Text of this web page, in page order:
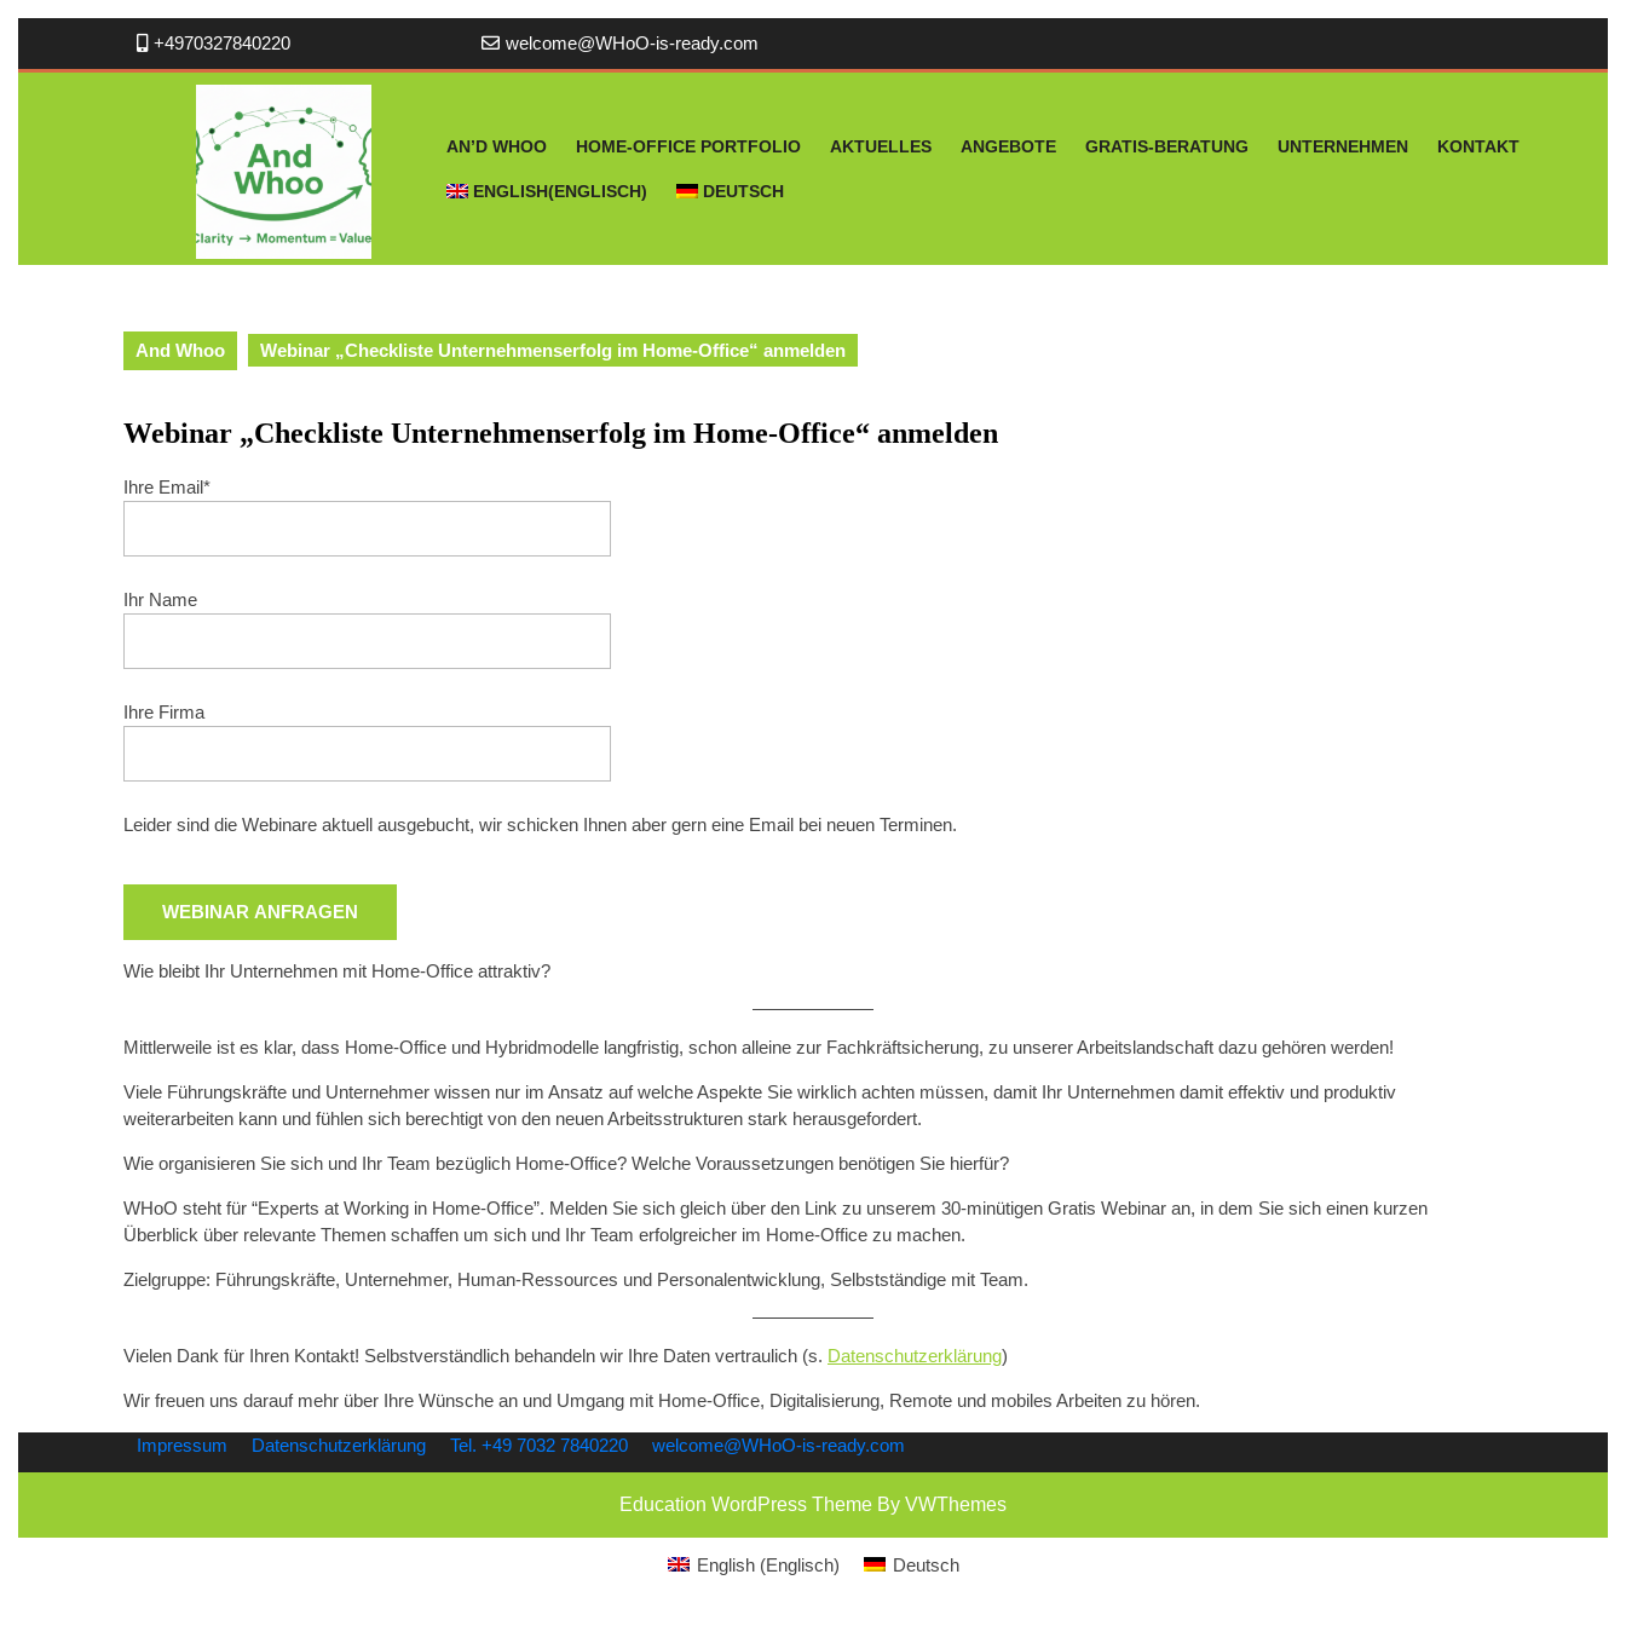
+4970327840220 welcome@WHoO-is-ready.com
is-
AN’D WHOO HOME-OFFICE PORTFOLIO AKTUELLES ANGEBOTE GRATIS-BERATUNG UNTERNEHMEN KONTAKT
ENGLISH(ENGLISCH) DEUTSCH
And Whoo Webinar „Checkliste Unternehmenserfolg im Home-Office“ anmelden
Webinar „Checkliste Unternehmenserfolg im Home-Office“ anmelden
Ihre Email*
Ihr Name
Ihre Firma
Leider sind die Webinare aktuell ausgebucht, wir schicken Ihnen aber gern eine Email bei neuen Terminen.
Wie bleibt Ihr Unternehmen mit Home-Office attraktiv?
Mittlerweile ist es klar, dass Home-Office und Hybridmodelle langfristig, schon alleine zur Fachkräftsicherung, zu unserer Arbeitslandschaft dazu gehören werden!
Viele Führungskräfte und Unternehmer wissen nur im Ansatz auf welche Aspekte Sie wirklich achten müssen, damit Ihr Unternehmen damit effektiv und produktiv
weiterarbeiten kann und fühlen sich berechtigt von den neuen Arbeitsstrukturen stark herausgefordert.
Wie organisieren Sie sich und Ihr Team bezüglich Home-Office? Welche Voraussetzungen benötigen Sie hierfür?
WHoO steht für “Experts at Working in Home-Office”. Melden Sie sich gleich über den Link zu unserem 30-minütigen Gratis Webinar an, in dem Sie sich einen kurzen
Überblick über relevante Themen schaffen um sich und Ihr Team erfolgreicher im Home-Office zu machen.
Zielgruppe: Führungskräfte, Unternehmer, Human-Ressources und Personalentwicklung, Selbstständige mit Team.
Vielen Dank für Ihren Kontakt! Selbstverständlich behandeln wir Ihre Daten vertraulich (s. Datenschutzerklärung)
Wir freuen uns darauf mehr über Ihre Wünsche an und Umgang mit Home-Office, Digitalisierung, Remote und mobiles Arbeiten zu hören.
Impressum Datenschutzerklärung Tel. +49 7032 7840220 welcome@WHoO-is-ready.com
Education WordPress Theme By VWThemes
Up
English(Englisch) Deutsch